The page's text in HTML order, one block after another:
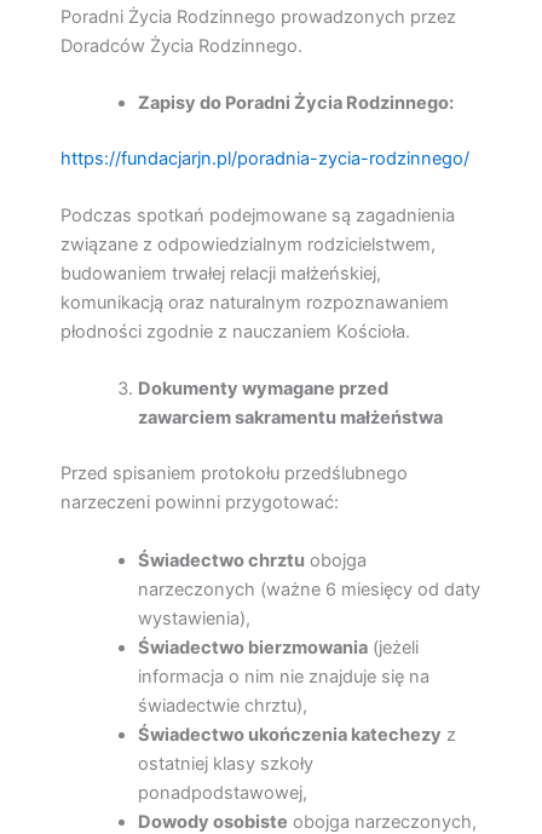
Poradni Życia Rodzinnego prowadzonych przez
Doradców Życia Rodzinnego.
Zapisy do Poradni Życia Rodzinnego:
https://fundacjarjn.pl/poradnia-zycia-rodzinnego/
Podczas spotkań podejmowane są zagadnienia
związane z odpowiedzialnym rodzicielstwem,
budowaniem trwałej relacji małżeńskiej,
komunikacją oraz naturalnym rozpoznawaniem
płodności zgodnie z nauczaniem Kościoła.
Dokumenty wymagane przed
zawarciem sakramentu małżeństwa
Przed spisaniem protokołu przedślubnego
narzeczeni powinni przygotować:
Świadectwo chrztu obojga
narzeczonych (ważne 6 miesięcy od daty
wystawienia),
Świadectwo bierzmowania(jeżeli
informacja o nim nie znajduje się na
świadectwie chrztu),
Świadectwo ukończenia katechezy z
ostatniej klasy szkoły
ponadpodstawowej,
Dowody osobiste obojga narzeczonych,